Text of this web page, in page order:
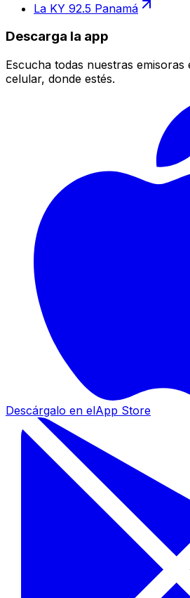
La KY 92.5 Panamá
Descarga la app
Escucha todas nuestras emisoras
celular, donde estés.
Descárgalo en elApp Store